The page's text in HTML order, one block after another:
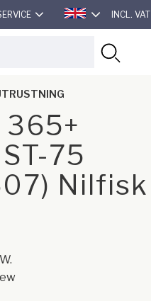
ENGLISH
INCL. VAT
365+
75
Nilfisk